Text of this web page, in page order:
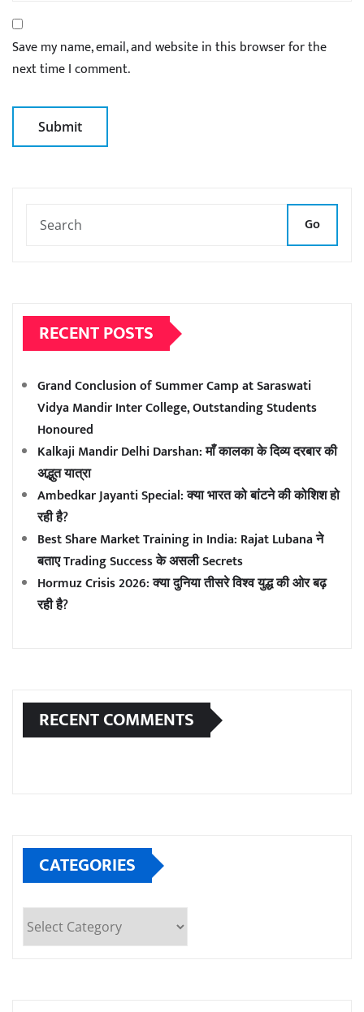
Save my name, email, and website in this browser for the
next time I comment.
Go
RECENT POSTS
Grand Conclusion of Summer Camp at Saraswati
Vidya Mandir Inter College, Outstanding Students
Honoured
Kalkaji Mandir Delhi Darshan: माँ कालका के दिव्य दरबार की
अद्भुत यात्रा
Ambedkar Jayanti Special: क्या भारत को बांटने की कोशिश हो
रही है?
Best Share Market Training in India: Rajat Lubana ने
बताए Trading Success के असली Secrets
Hormuz Crisis 2026: क्या दुनिया तीसरे विश्व युद्ध की ओर बढ़
रही है?
RECENT COMMENTS
CATEGORIES
Categories